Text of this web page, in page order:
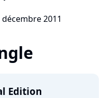
2011
Edition